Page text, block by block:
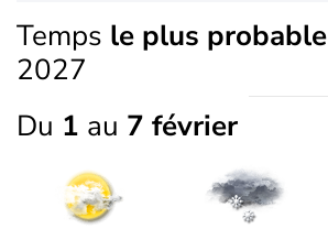
Temps le plus probable
2027
Du 1 au 7 février